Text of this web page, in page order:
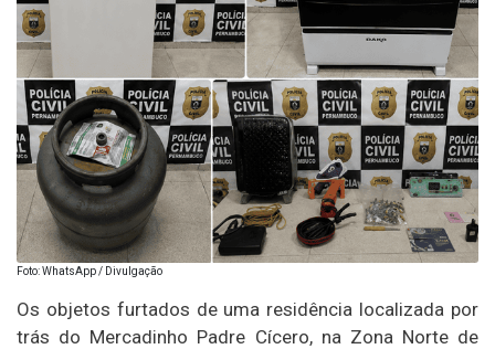
Foto: WhatsApp / Divulgação
Os objetos furtados de uma residência localizada por
trás do Mercadinho Padre Cícero, na Zona Norte de